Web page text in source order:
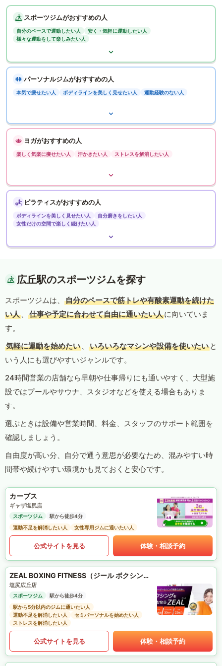
スポーツジムがおすすめの人
自分のペースで運動したい人
安く・気軽に運動したい人
様々な運動をして楽しみたい人
パーソナルジムがおすすめの人
本気で痩せたい人 ボディラインを美しく見せたい人 運動経験のない人
ヨガがおすすめの人
楽しく気楽に痩せたい人 汗かきたい人 ストレスを解消したい人
ピラティスがおすすめの人
ボディラインを美しく見せたい人
自分磨きをしたい人
女性だけの空間で楽しく続けたい人
広丘駅のスポーツジムを探す
スポーツジムは、
自分のペースで筋トレや有酸素運動を続けた
い人 、 仕事や予定に合わせて自由に通いたい人に向いていま
す。
気軽に運動を始めたい 、 いろいろなマシンや設備を使いたい と
いう人にも選びやすいジャンルです。
24時間営業の店舗なら早朝や仕事帰りにも通いやすく、大型施
設ではプールやサウナ、スタジオなどを使える場合もありま
す。
選ぶときは設備や営業時間、料金、スタッフのサポート範囲を
確認しましょう。
自由度が高い分、自分で通う意思が必要なため、混みやすい時
間帯や続けやすい環境かも見ておくと安心です。
カーブス
ギャザ塩尻店
スポーツジム
駅から徒歩4分
運動不足を解消したい人
女性専用ジムに通いたい人
公式サイトを見る 体験・相談予約
ZEAL BOXING FITNESS（ジール ボクシング フィットネス）
塩尻広丘店
スポーツジム
駅から徒歩4分
駅から5分以内のジムに通いたい人
運動不足を解消したい人
セミパーソナルを始めたい人
ストレスを解消したい人
公式サイトを見る 体験・相談予約